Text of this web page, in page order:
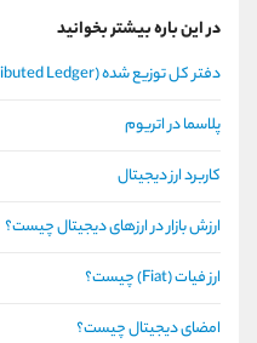
در این باره بیشتر بخوانید
دفتر کل توزیع شده (Distributed Ledger) چیست؟
پلاسما در اتریوم
کاربرد ارز دیجیتال
ارزش بازار در ارزهای دیجیتال چیست؟
ارز فیات (Fiat) چیست؟
امضای دیجیتال چیست؟